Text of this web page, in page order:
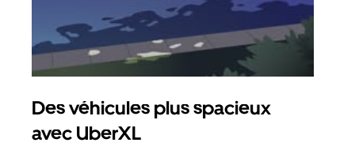
Des véhicules plus spacieux
avec UberXL